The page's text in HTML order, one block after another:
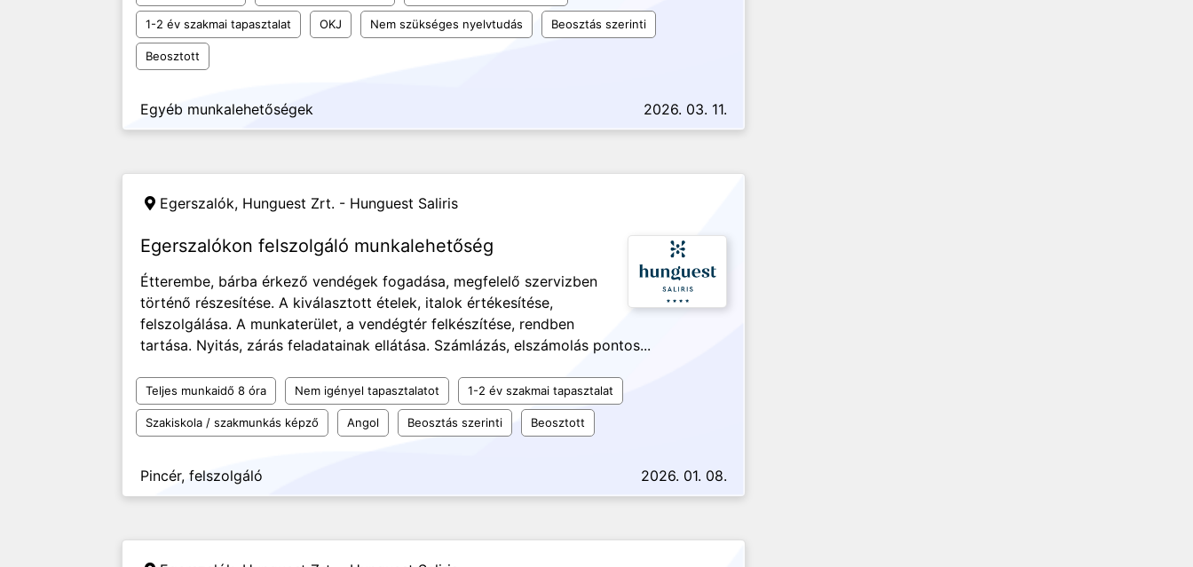
1-2 év szakmai tapasztalat OKJ Nem szükséges nyelvtudás Beosztás szerinti
Beosztott
Egyéb munkalehetőségek 2026. 03. 11.
Egerszalók, Hunguest Zrt. - Hunguest Saliris
Egerszalókon felszolgáló munkalehetőség
Étterembe, bárba érkező vendégek fogadása, megfelelő szervizben
történő részesítése. A kiválasztott ételek, italok értékesítése,
felszolgálása. A munkaterület, a vendégtér felkészítése, rendben
tartása. Nyitás, zárás feladatainak ellátása. Számlázás, elszámolás pontos...
Teljes munkaidő 8 óra Nem igényel tapasztalatot 1-2 év szakmai tapasztalat
Szakiskola / szakmunkás képző Angol Beosztás szerinti Beosztott
Pincér, felszolgáló 2026. 01. 08.